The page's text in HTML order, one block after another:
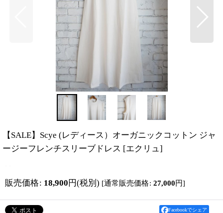
【SALE】Scye (レディース）オーガニックコットン ジャ
ージーフレンチスリーブドレス [エクリュ ]
販売価格: 18,900 円(税別) [通常販売価格: 27,000円]
Facebookでシェア